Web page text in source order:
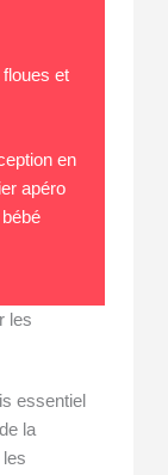
et
en
apéro
les
essentiel
la